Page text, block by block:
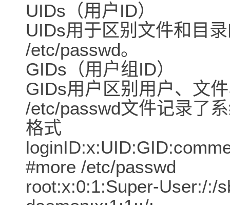
UIDs（用户ID）
UIDs用于区别文件和目
/etc/passwd。
GIDs（用户组ID）
GIDs用户区别用户、文
/etc/passwd文件记录了
格式
#more /etc/passwd
root:x:0:1:Super-User:/